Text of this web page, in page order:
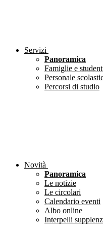
Servizi
Panoramica
Famiglie e
Personale
Percorsi di studio
Novità
Panoramica
Le notizie
Le circolari
Calendario eventi
Albo online
Interpelli